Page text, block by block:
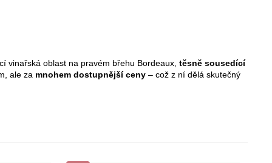
vinařská oblast na pravém břehu Bordeaux, těsně sousedící
ale za mnohem dostupnější ceny – což z ní dělá skutečný